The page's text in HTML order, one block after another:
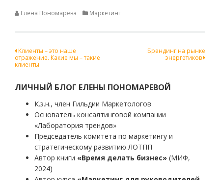
Елена Пономарева Маркетинг
Навигация
по
записям
Клиенты – это наше
отражение. Какие мы – такие
клиенты
Брендинг на рынке
энергетиков
ЛИЧНЫЙ БЛОГ ЕЛЕНЫ ПОНОМАРЕВОЙ
К.э.н., член Гильдии Маркетологов
Основатель консалтинговой компании
«Лаборатория трендов»
Председатель комитета по маркетингу и
стратегическому развитию ЛОТПП
Автор книги «Время делать бизнес» (МИФ,
2024)